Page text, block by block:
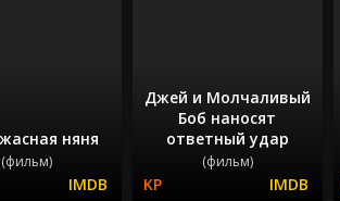
няня
(фильм)
Джей и Молчаливый
Боб наносят
ответный удар
(фильм)